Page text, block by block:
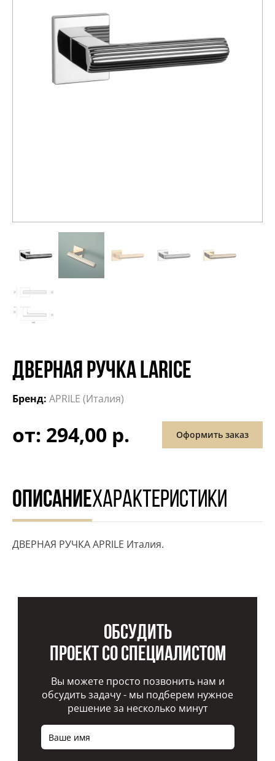
ДВЕРНАЯ РУЧКА LARICE
Бренд: APRILE (Италия)
от: 294,00 р. Оформить заказ
ОПИСАНИЕХАРАКТЕРИСТИКИ
ДВЕРНАЯ РУЧКА APRILE Италия.
Обсудить
проект со специалистом
Вы можете просто позвонить нам и
обсудить задачу - мы подберем нужное
решение за несколько минут
Распродажа